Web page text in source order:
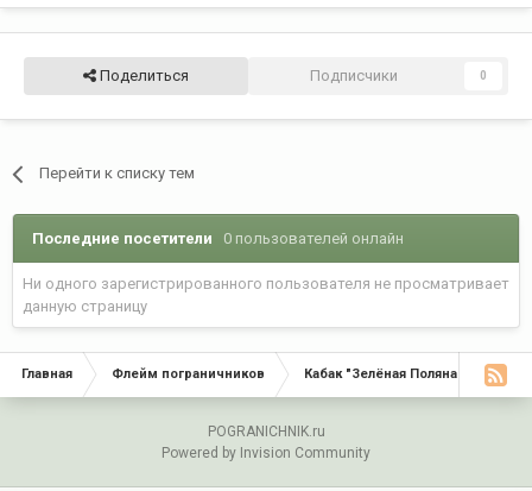
Поделиться Подписчики 0
Перейти к списку тем
Последние посетители 0 пользователей онлайн
Ни одного зарегистрированного пользователя не просматривает
данную страницу
Главная Флейм пограничников Кабак "Зелёная Поляна"
POGRANICHNIK.ru
Powered by Invision Community